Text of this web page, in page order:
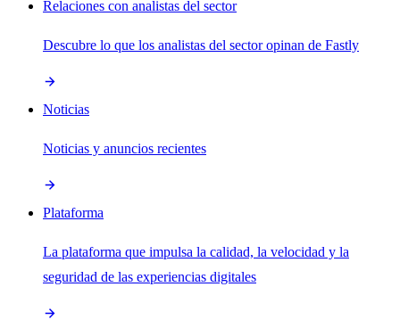
Relaciones con analistas del sector
Descubre lo que los analistas del sector opinan de Fastly
Noticias
Noticias y anuncios recientes
Plataforma
La plataforma que impulsa la calidad, la velocidad y la
seguridad de las experiencias digitales